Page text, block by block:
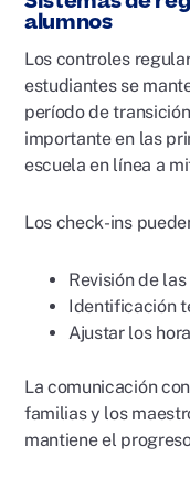
alumnos
Los controles
estudiantes se
período de
importante en las
escuela en línea a
Los check-ins
Revisión de
Identificación
Ajustar los
La comunicación
familias y los
mantiene el